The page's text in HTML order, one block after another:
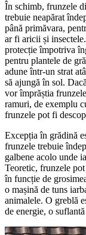
În schimb, frunzele
trebuie neapărat
până primăvara,
ar fi aricii și
protecție împotriva
pentru plantele de
adune într-un strat
să ajungă în sol.
vor împrăștia
ramuri, de exemplu
frunzele pot fi
Excepția în grădină
frunzele trebuie
galbene acolo unde
Teoretic, frunzele
în funcție de
o mașină de tuns
animalele. O greblă
de energie, o